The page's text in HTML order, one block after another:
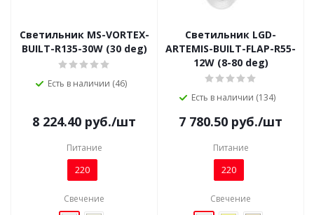
Светильник MS-VORTEX-
BUILT-R135-30W (30 deg)
Есть в наличии (46)
8 224.40 руб./шт
Питание
220
Свечение
Светильник LGD-
ARTEMIS-BUILT-FLAP-R55-
12W (8-80 deg)
Есть в наличии (134)
7 780.50 руб./шт
Питание
220
Свечение